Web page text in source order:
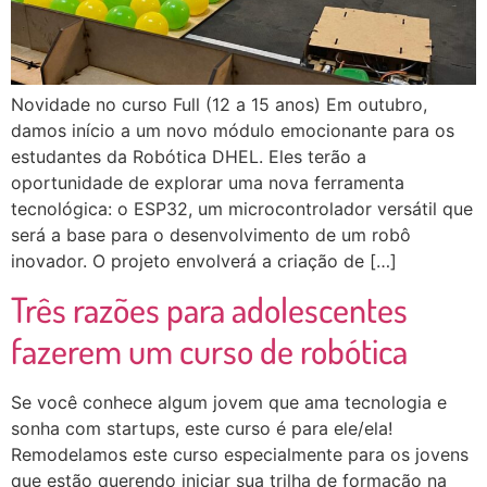
Novidade no curso Full (12 a 15 anos) Em outubro,
damos início a um novo módulo emocionante para os
estudantes da Robótica DHEL. Eles terão a
oportunidade de explorar uma nova ferramenta
tecnológica: o ESP32, um microcontrolador versátil que
será a base para o desenvolvimento de um robô
inovador. O projeto envolverá a criação de […]
Três razões para adolescentes
fazerem um curso de robótica
Se você conhece algum jovem que ama tecnologia e
sonha com startups, este curso é para ele/ela!
Remodelamos este curso especialmente para os jovens
que estão querendo iniciar sua trilha de formação na